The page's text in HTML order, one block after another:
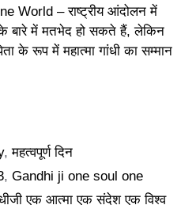
World – राष्ट्रीय आंदोलन में
बारे में मतभेद हो सकते हैं, लेकिन
के रूप में महात्मा गांधी का सम्मान
,महत्वपूर्ण दिन
,Gandhi ji one soul one
एक आत्मा एक संदेश एक विश्व